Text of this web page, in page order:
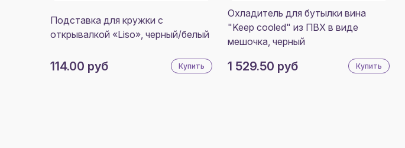
Подставка для кружки с
открывалкой «Liso», черный/белый
114.00 руб Купить
Охладитель для бутылки вина
"Keep cooled" из ПВХ в виде
мешочка, черный
1 529.50 руб Купить